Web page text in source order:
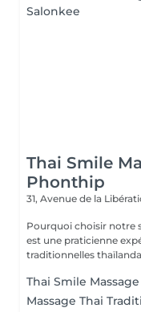
Thai Smile
Phonthip
31, Avenue de la
Pourquoi choisir notre salon ? - Praticienne
est une praticienne
traditionnelles
Thai Smile
Massage Thai